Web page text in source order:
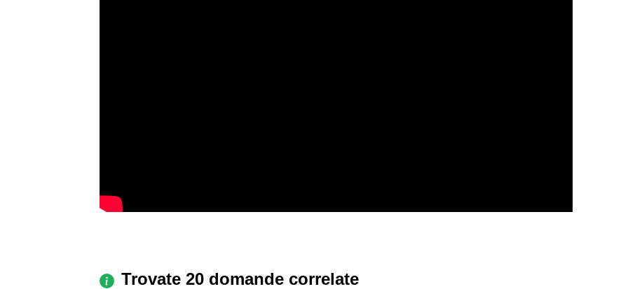
Trovate 20 domande correlate